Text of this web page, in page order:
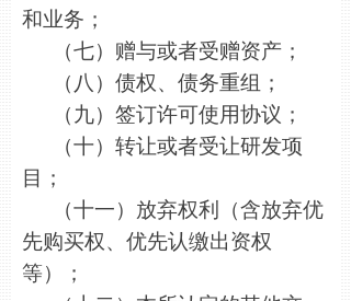
和业务；
（七）赠与或者受赠资产；
（八）债权、债务重组；
（九）签订许可使用协议；
（十）转让或者受让研发项
目；
（十一）放弃权利（含放弃优
先购买权、优先认缴出资权
等）；